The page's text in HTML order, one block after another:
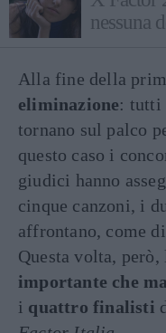
nessuna
Alla fine della
eliminazione: tutti
tornano sul palco
questo caso i
giudici hanno
cinque canzoni, i
affrontano, come
Questa volta,
importante che
i quattro finalisti